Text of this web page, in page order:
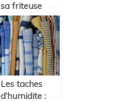
sa friteuse
avec les
differentes
astuces de
mamie
Les taches
d’humidite :